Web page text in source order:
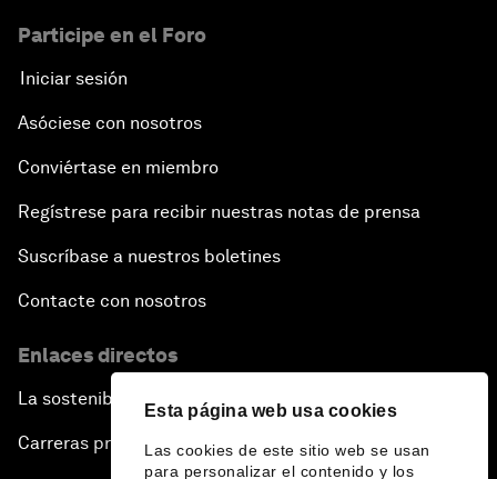
Esta página web usa cookies
Las cookies de este sitio web se usan
para personalizar el contenido y los
Participe en el Foro
Iniciar sesión
Asóciese con nosotros
Conviértase en miembro
Regístrese para recibir nuestras notas de prensa
Suscríbase a nuestros boletines
Contacte con nosotros
Enlaces directos
La sostenibilidad en el Foro
Carreras profesionales